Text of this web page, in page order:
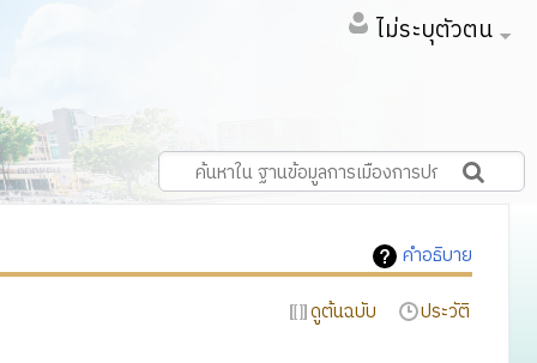
ไม่ระบุตัวตน
คำอธิบาย
ดูต้นฉบับ ประวัติ